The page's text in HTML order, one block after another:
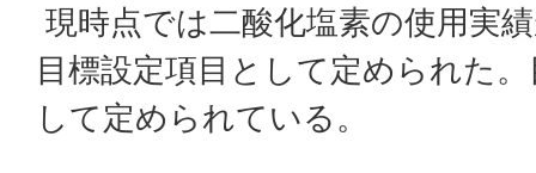
現時点では二酸化塩素の使用実
目標設定項目として定められた
して定められている。